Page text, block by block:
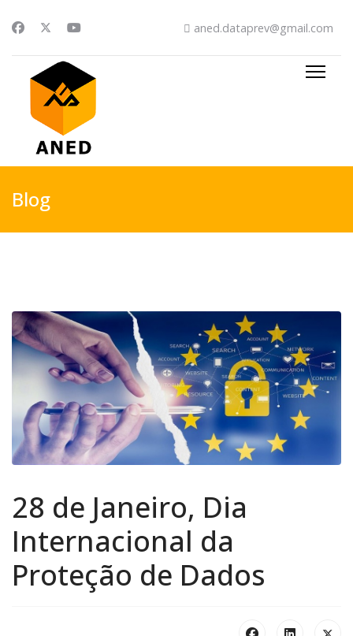
aned.dataprev@gmail.com
Blog
28 de Janeiro, Dia
Internacional da
Proteção de Dados